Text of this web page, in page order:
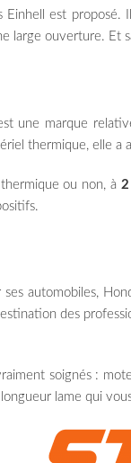
Einhell est
large ouverture. Et
une marque
thermique, elle a
ou non, à
automobiles,
des
soignés :
lame qui